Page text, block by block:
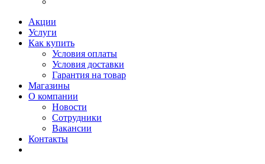
Акции
Услуги
Как купить
Условия оплаты
Условия доставки
Гарантия на товар
Магазины
О компании
Новости
Сотрудники
Вакансии
Контакты